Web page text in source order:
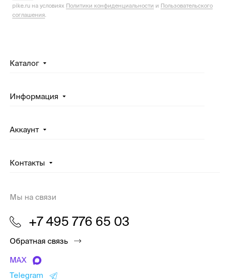
pike.ru на условиях Политики конфиденциальности и Пользовательского
соглашения
Каталог
Информация
Аккаунт
Контакты
Мы на связи
+7 495 776 65 03
Обратная связь
MAX
Telegram